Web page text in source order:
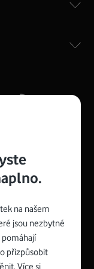
rozměry 21
stojánku)
na našem
jsou nezbytné
pomáhají
přizpůsobit
Více si